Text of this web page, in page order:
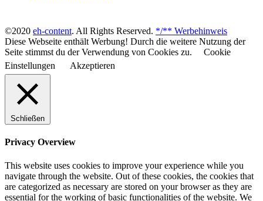
©2020 eh-content. All Rights Reserved. */** Werbehinweis
Diese Webseite enthält Werbung! Durch die weitere Nutzung der
Seite stimmst du der Verwendung von Cookies zu.
Cookie
Einstellungen
Akzeptieren
Schließen
Privacy Overview
This website uses cookies to improve your experience while you
navigate through the website. Out of these cookies, the cookies that
are categorized as necessary are stored on your browser as they are
essential for the working of basic functionalities of the website. We